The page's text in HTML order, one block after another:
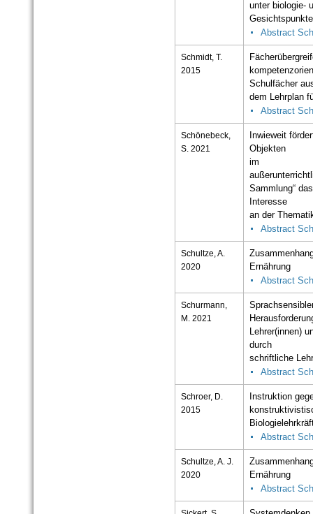
unter biologie-
Abstract
Schmidt, T.
2015
Schulfächer
dem Lehrplan
Abstract
Schönebeck,
S. 2021
Inwieweit
Objekten
im
Sammlung“ das
Interesse
an der
Abstract
Schultze, A.
2020
Ernährung
Abstract
Schurmann,
M. 2021
Lehrer(innen)
durch
schriftliche
Abstract
Schroer, D.
2015
Instruktion
Abstract
Schultze, A. J.
2020
Ernährung
Abstract